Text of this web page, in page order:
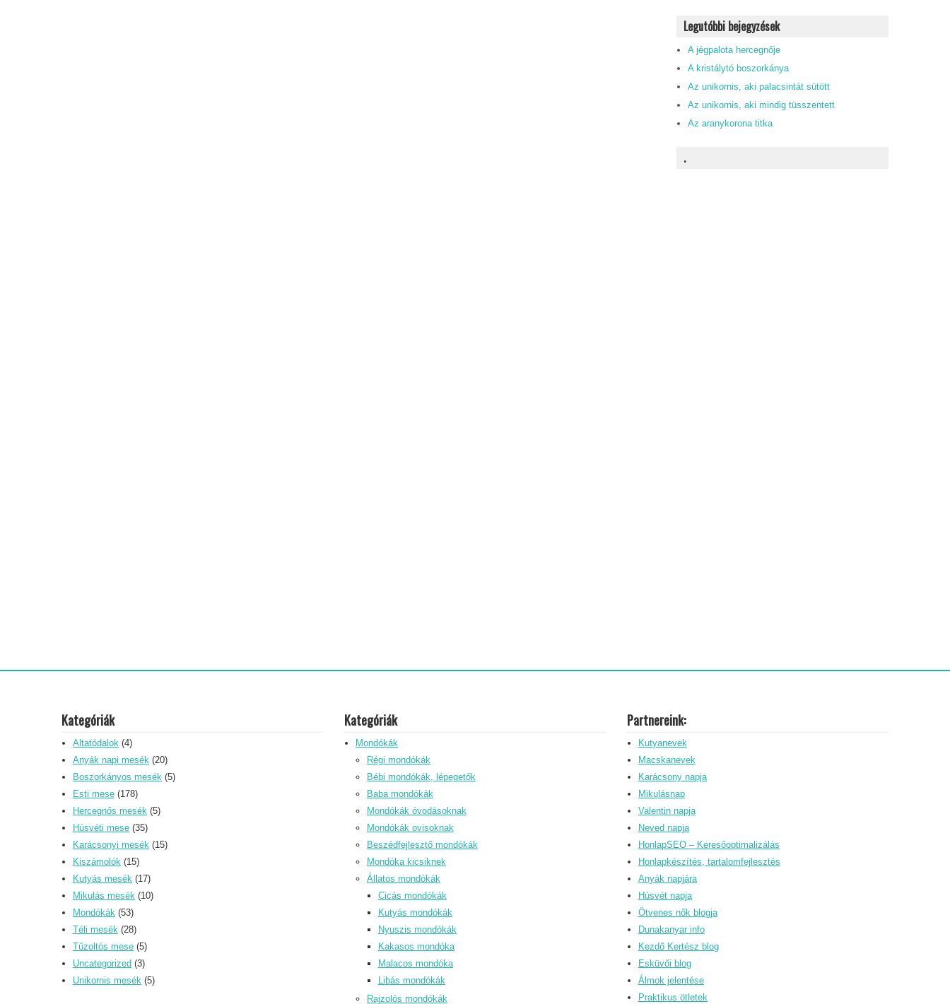
Legutóbbi bejegyzések
A jégpalota hercegnője
A kristálytó boszorkánya
Az unikornis, aki palacsintát sütött
Az unikornis, aki mindig tüsszentett
Az aranykorona titka
.
Kategóriák
Altatódalok (4)
Anyák napi mesék (20)
Boszorkányos mesék (5)
Esti mese (178)
Hercegnős mesék (5)
Húsvéti mese (35)
Karácsonyi mesék (15)
Kiszámolók (15)
Kutyás mesék (17)
Mikulás mesék (10)
Mondókák (53)
Téli mesék (28)
Tűzoltós mese (5)
Uncategorized (3)
Unikornis mesék (5)
Kategóriák
Mondókák
Régi mondókák
Bébi mondókák, lépegetők
Baba mondókák
Mondókák óvodásoknak
Mondókák ovisoknak
Beszédfejlesztő mondókák
Mondóka kicsiknek
Állatos mondókák
Cicás mondókák
Kutyás mondókák
Nyuszis mondókák
Kakasos mondóka
Malacos mondóka
Libás mondókák
Rajzolós mondókák
Partnereink:
Kutyanevek
Macskanevek
Karácsony napja
Mikulásnap
Valentin napja
Neved napja
HonlapSEO – Keresőoptimalizálás
Honlapkészítés, tartalomfejlesztés
Anyák napjára
Húsvét napja
Ötvenes nők blogja
Dunakanyar info
Kezdő Kertész blog
Esküvői blog
Álmok jelentése
Praktikus ötletek